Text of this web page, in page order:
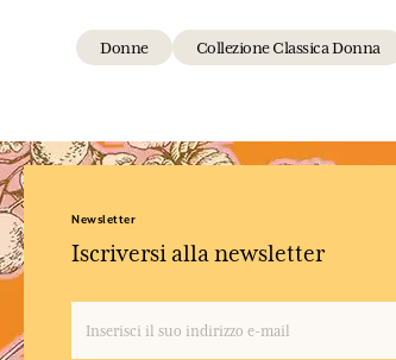
Donne Collezione Classica Donna
Newsletter
Iscriversi alla newsletter